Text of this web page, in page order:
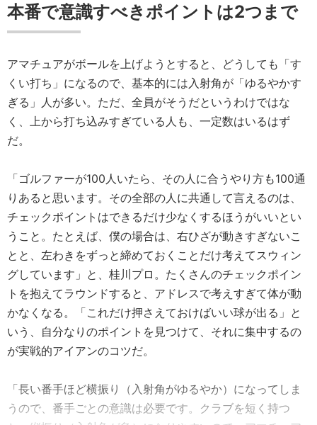
本番で意識すべきポイントは2つまで
アマチュアがボールを上げようとすると、どうしても「す
くい打ち」になるので、基本的には入射角が「ゆるやかす
ぎる」人が多い。ただ、全員がそうだというわけではな
く、上から打ち込みすぎている人も、一定数はいるはず
だ。
「ゴルファーが100人いたら、その人に合うやり方も100通
りあると思います。その全部の人に共通して言えるのは、
チェックポイントはできるだけ少なくするほうがいいとい
うこと。たとえば、僕の場合は、右ひざが動きすぎないこ
とと、左わきをずっと締めておくことだけ考えてスウィン
グしています」と、桂川プロ。たくさんのチェックポイン
トを抱えてラウンドすると、アドレスで考えすぎて体が動
かなくなる。「これだけ押さえておけばいい球が出る」と
いう、自分なりのポイントを見つけて、それに集中するの
が実戦的アイアンのコツだ。
「長い番手ほど横振り（入射角がゆるやか）になってしま
うので、番手ごとの意識は必要です。クラブを短く持つ